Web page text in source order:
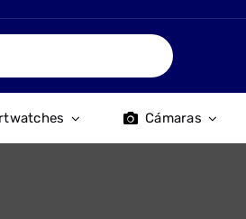
Cámaras